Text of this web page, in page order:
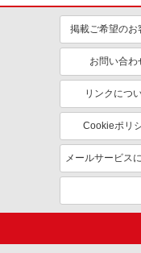
掲載ご希望のお
お問い合わ
リンクにつ
Cookieポリ
メールサービス